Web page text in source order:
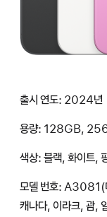
출시 연도: 2024년
용량: 128GB,
색상: 블랙, 화이트,
모델 번호: A3081(
캐나다, 이라크, 괌,